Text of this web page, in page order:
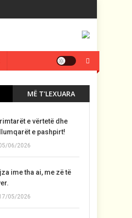
MË T'LEXUARA
e vërtetë dhe
e pashpirt!
06/2026
ime tha ai, me zë të
05/2026